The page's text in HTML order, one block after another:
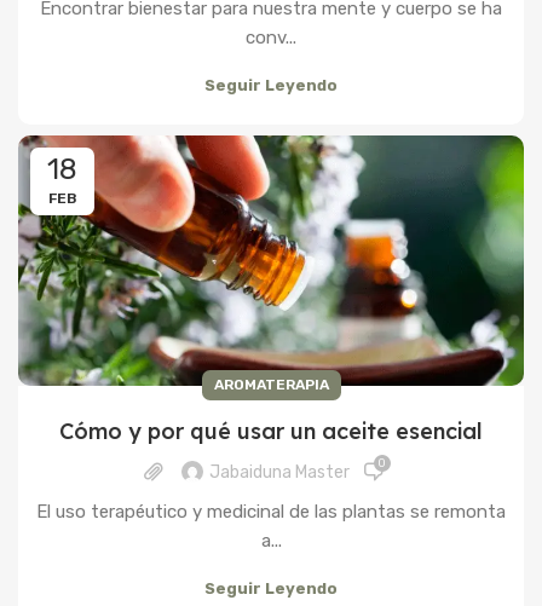
Encontrar bienestar para nuestra mente y cuerpo se ha
conv...
Seguir Leyendo
18
FEB
AROMATERAPIA
Cómo y por qué usar un aceite esencial
Jabaiduna Master 0
El uso terapéutico y medicinal de las plantas se remonta
a...
Seguir Leyendo